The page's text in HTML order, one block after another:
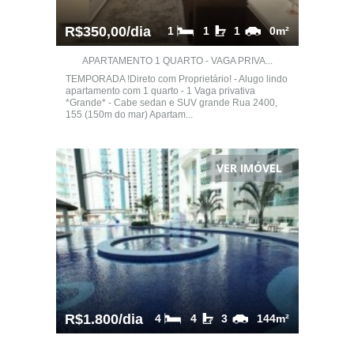
R$350,00/dia 0m²
1
1
1
APARTAMENTO 1 QUARTO - VAGA PRIVA...
TEMPORADA !Direto com Proprietário! - Alugo lindo
apartamento com 1 quarto - 1 Vaga privativa
*Grande* - Cabe sedan e SUV grande Rua 2400,
155 (150m do mar) Apartam...
VER IMÓVEL
R$1.800/dia 144m²
3
4
4